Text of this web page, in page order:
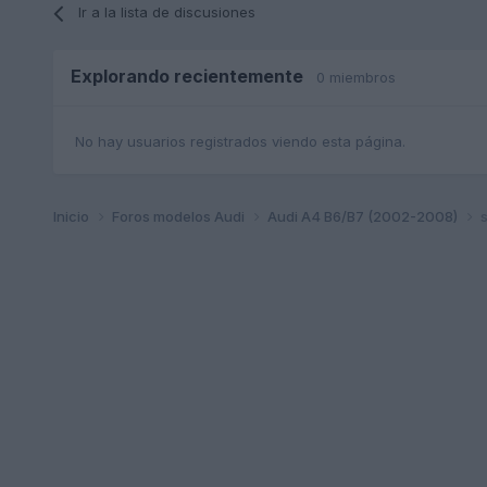
Ir a la lista de discusiones
Explorando recientemente 0 miembros
No hay usuarios registrados viendo esta página.
Inicio Foros modelos Audi Audi A4 B6/B7 (2002-2008)